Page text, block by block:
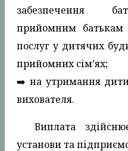
забезпечення
прийомним батькам
послуг у дитячих
прийомних сім’ях;
➡️ на утримання
вихователя.
Виплата
установи та